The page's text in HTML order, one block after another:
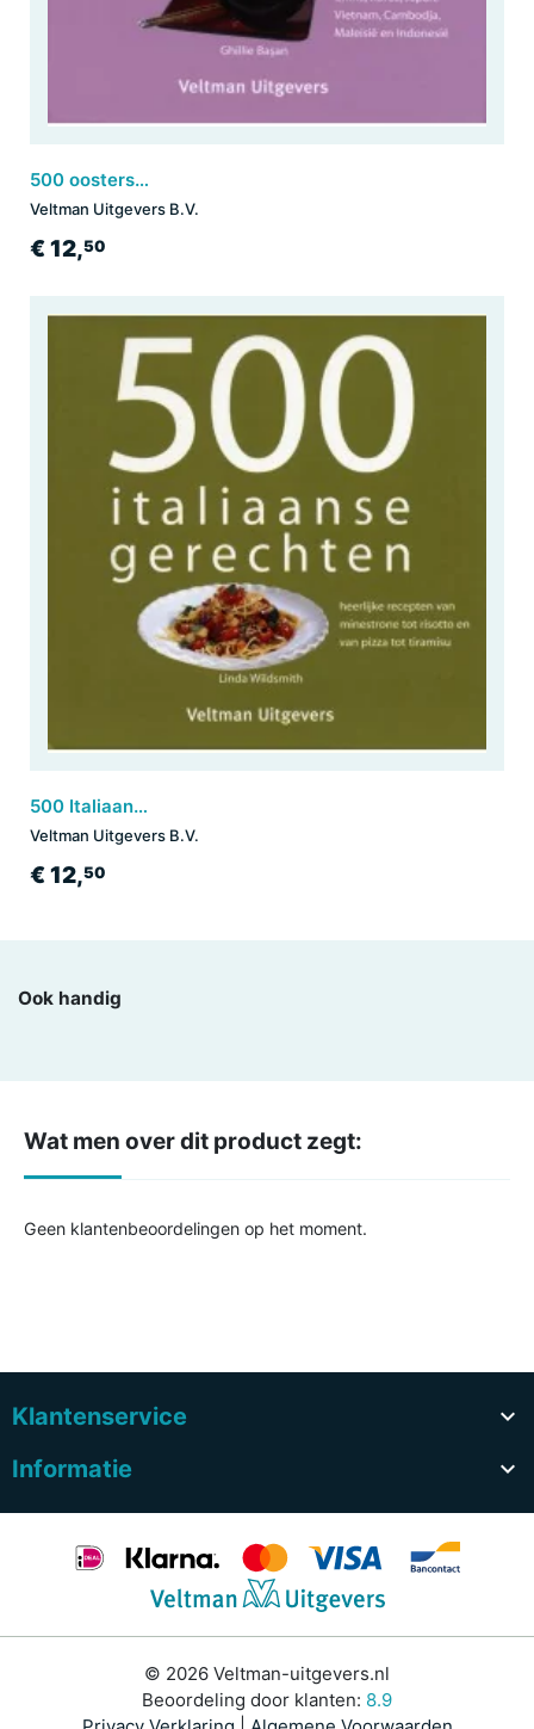
500 oosterse gerechten
Veltman Uitgevers B.V.
€ 12,50
500 Italiaanse gerechten
Veltman Uitgevers B.V.
€ 12,50
Ook handig
Wat men over dit product zegt:
Geen klantenbeoordelingen op het moment.
Klantenservice

Informatie

© 2026 Veltman-uitgevers.nl
Beoordeling door klanten: 8.9